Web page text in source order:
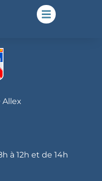
Allex
à 12h et de 14h